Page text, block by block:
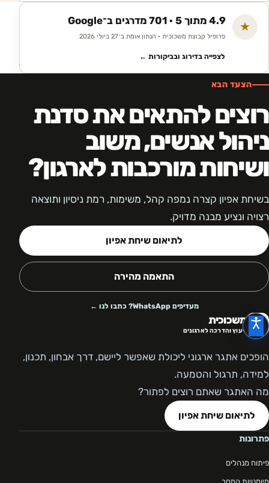
★ 4.9 מתוך 5 · 701 מדרגים ב־Google
פרופיל קבוצת משכוכית · הנתון אומת ב־27 ביולי 2026
לצפייה בדירוג ובביקורות ←
הצעד הבא
רוצים להתאים את סדנת
ניהול אנשים, משוב
ושיחות מורכבות לארגון?
בשיחת אפיון קצרה נמפה קהל, משימות, רמת ניסיון ותוצאה
רצויה ונציע מבנה מדויק.
לתיאום שיחת אפיון
התאמה מהירה
מעדיפים WhatsApp? כתבו לנו ←
משכוכית
ייעוץ והדרכה לארגונים
הופכים אתגר ארגוני ליכולת שאפשר ליישם, דרך אבחון, תכנון,
למידה, תרגול והטמעה.
מה האתגר שאתם רוצים לפתור?
לתיאום שיחת אפיון
פתרונות
פיתוח מנהלים